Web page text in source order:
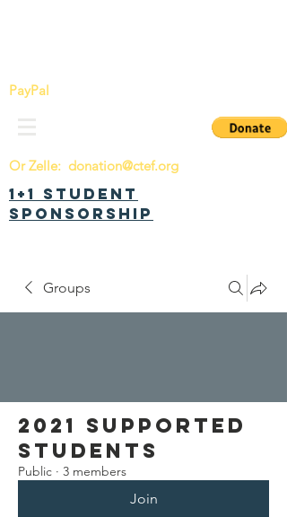
PayPal
Or Zelle: donation@ctef.org
1+1 Student
Sponsorship
Groups
2021 Supported
Students
Public · 3 members
Join